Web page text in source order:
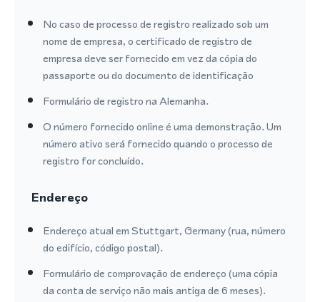
No caso de processo de registro realizado sob um
nome de empresa, o certificado de registro de
empresa deve ser fornecido em vez da cópia do
passaporte ou do documento de identificação
Formulário de registro na Alemanha.
O número fornecido online é uma demonstração. Um
número ativo será fornecido quando o processo de
registro for concluído.
Endereço
Endereço atual em Stuttgart, Germany (rua, número
do edifício, código postal).
Formulário de comprovação de endereço (uma cópia
da conta de serviço não mais antiga de 6 meses).